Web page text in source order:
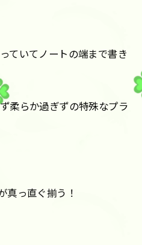
ていてノートの端まで書き
柔らか過ぎずの特殊なプラ
真っ直ぐ揃う！